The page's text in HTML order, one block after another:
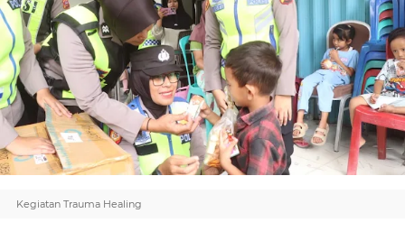
Kegiatan Trauma Healing